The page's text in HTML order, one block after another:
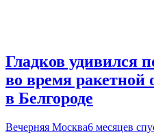
Гладков удивился
во время ракетной
в Белгороде
Вечерняя Москва6 месяцев